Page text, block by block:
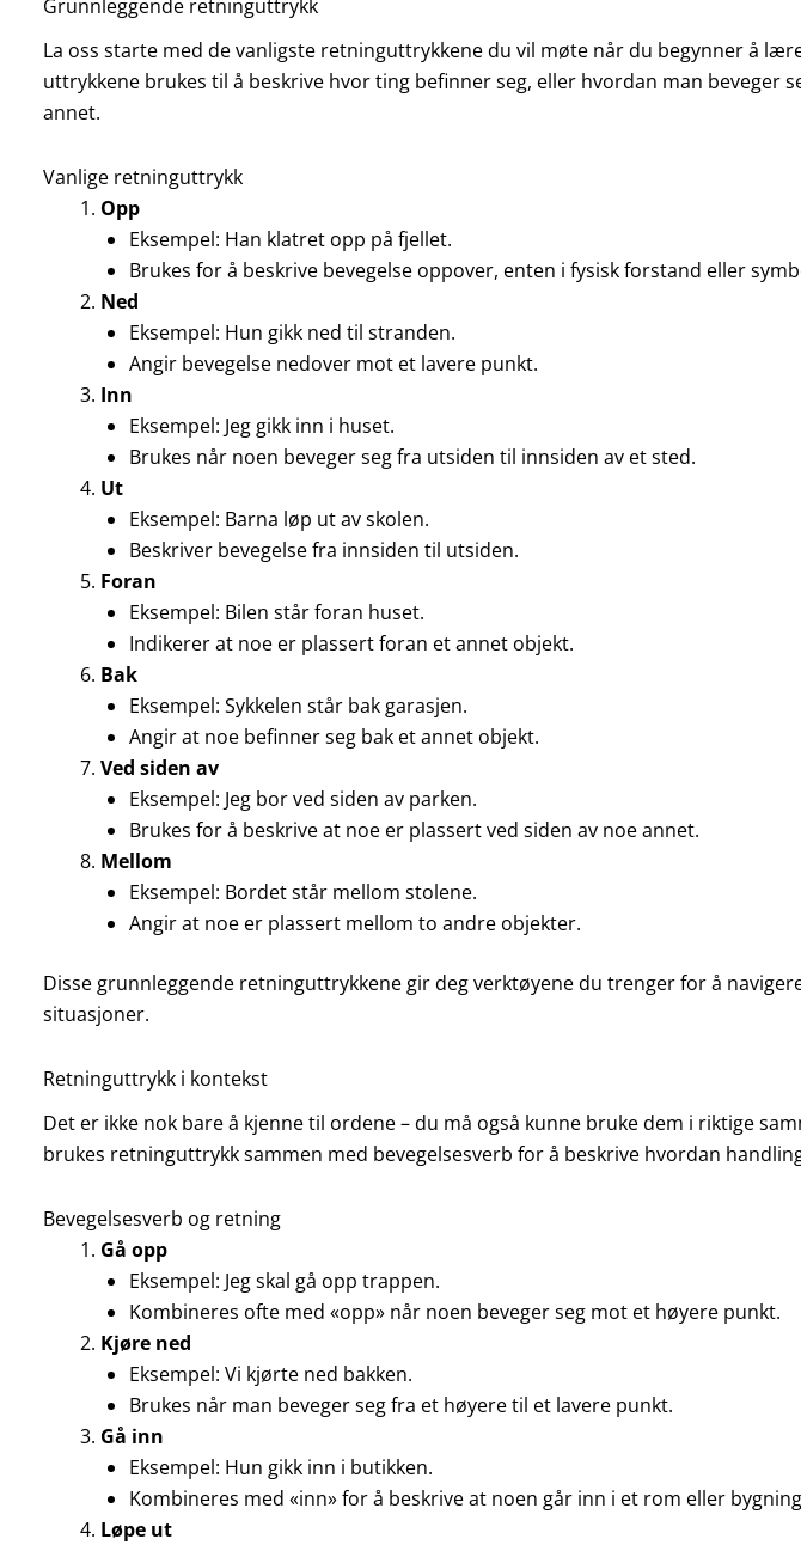
Grunnleggende retninguttrykk
La oss starte med de vanligste retninguttrykkene du vil møte når du begynner å
uttrykkene brukes til å beskrive hvor ting befinner seg, eller hvordan man beveger
annet.
Vanlige retninguttrykk
Opp
Eksempel: Han klatret opp på fjellet.
Brukes for å beskrive bevegelse oppover, enten i fysisk forstand eller
Ned
Eksempel: Hun gikk ned til stranden.
Angir bevegelse nedover mot et lavere punkt.
Inn
Eksempel: Jeg gikk inn i huset.
Brukes når noen beveger seg fra utsiden til innsiden av et sted.
Ut
Eksempel: Barna løp ut av skolen.
Beskriver bevegelse fra innsiden til utsiden.
Foran
Eksempel: Bilen står foran huset.
Indikerer at noe er plassert foran et annet objekt.
Bak
Eksempel: Sykkelen står bak garasjen.
Angir at noe befinner seg bak et annet objekt.
Ved siden av
Eksempel: Jeg bor ved siden av parken.
Brukes for å beskrive at noe er plassert ved siden av noe annet.
Mellom
Eksempel: Bordet står mellom stolene.
Angir at noe er plassert mellom to andre objekter.
Disse grunnleggende retninguttrykkene gir deg verktøyene du trenger for å
situasjoner.
Retninguttrykk i kontekst
Det er ikke nok bare å kjenne til ordene – du må også kunne bruke dem i riktige
brukes retninguttrykk sammen med bevegelsesverb for å beskrive hvordan
Bevegelsesverb og retning
Gå opp
Eksempel: Jeg skal gå opp trappen.
Kombineres ofte med «opp» når noen beveger seg mot et høyere punkt.
Kjøre ned
Eksempel: Vi kjørte ned bakken.
Brukes når man beveger seg fra et høyere til et lavere punkt.
Gå inn
Eksempel: Hun gikk inn i butikken.
Kombineres med «inn» for å beskrive at noen går inn i et rom eller
Løpe ut